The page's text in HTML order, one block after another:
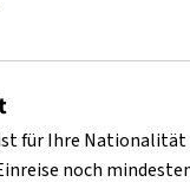
für Ihre
noch